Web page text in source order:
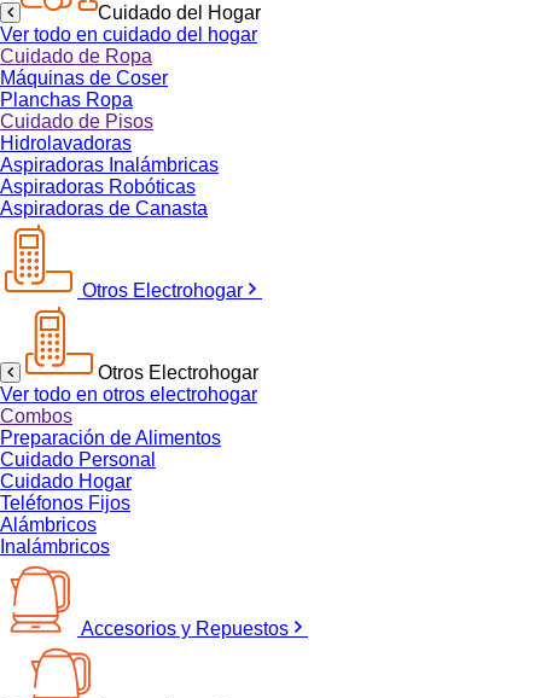
Cuidado del Hogar
Ver todo en cuidado del hogar
Cuidado de Ropa
Máquinas de Coser
Planchas Ropa
Cuidado de Pisos
Hidrolavadoras
Aspiradoras Inalámbricas
Aspiradoras Robóticas
Aspiradoras de Canasta
Otros Electrohogar
Otros Electrohogar
Ver todo en otros electrohogar
Combos
Preparación de Alimentos
Cuidado Personal
Cuidado Hogar
Teléfonos Fijos
Alámbricos
Inalámbricos
Accesorios y Repuestos